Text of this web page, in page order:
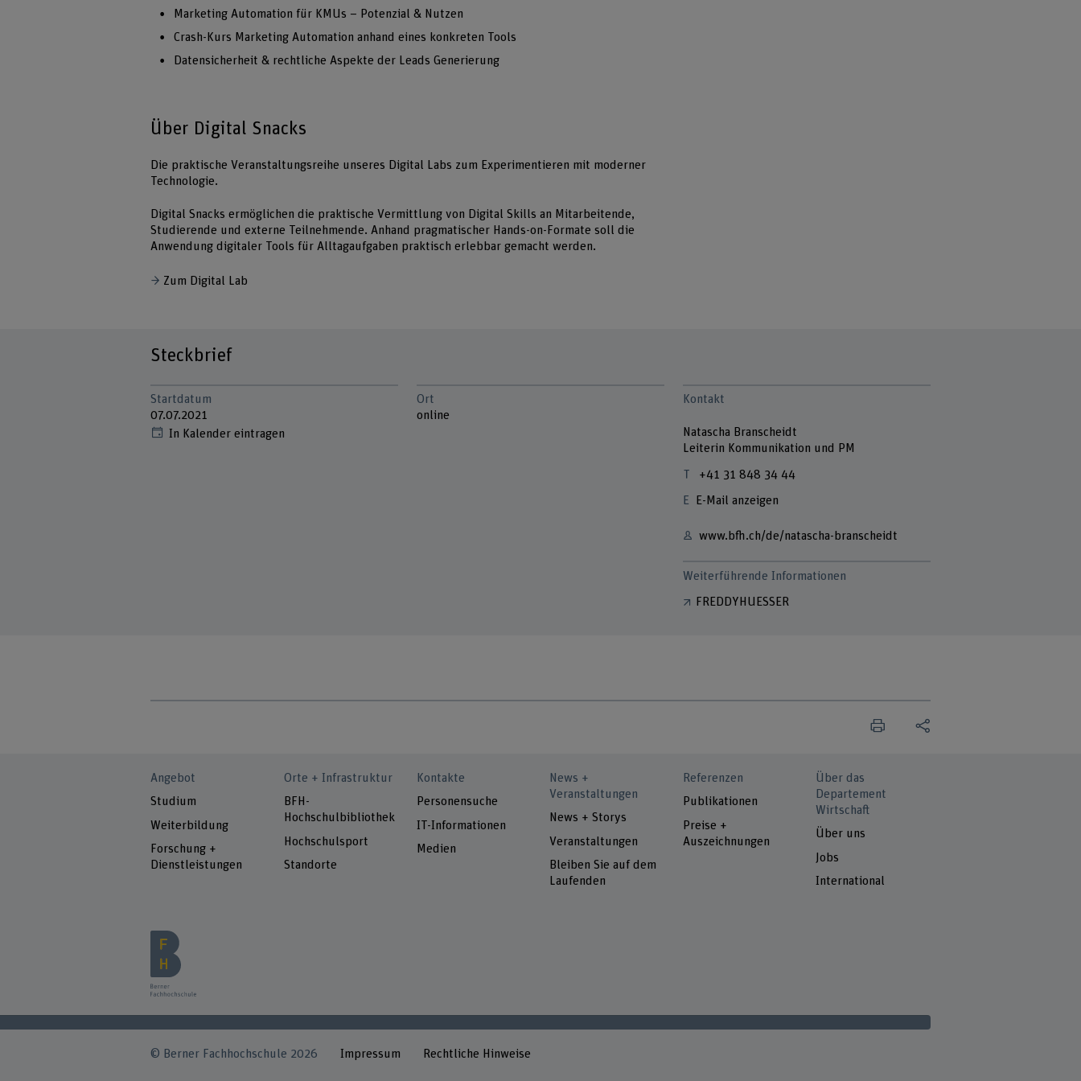
Marketing Automation für KMUs – Potenzial & Nutzen
Crash-Kurs Marketing Automation anhand eines konkreten Tools
Datensicherheit & rechtliche Aspekte der Leads Generierung
Über Digital Snacks
Die praktische Veranstaltungsreihe unseres Digital Labs zum Experimentieren mit moderner
Technologie.
Digital Snacks ermöglichen die praktische Vermittlung von Digital Skills an Mitarbeitende,
Studierende und externe Teilnehmende. Anhand pragmatischer Hands-on-Formate soll die
Anwendung digitaler Tools für Alltagaufgaben praktisch erlebbar gemacht werden.
Zum Digital Lab
Steckbrief
Startdatum
07.07.2021
In Kalender eintragen
Ort
online
Kontakt
Natascha Branscheidt
Leiterin Kommunikation und PM
+41 31 848 34 44
E-Mail anzeigen
www.bfh.ch/de/natascha-branscheidt
Weiterführende Informationen
FREDDYHUESSER
Angebot
Studium
Weiterbildung
Forschung +
Dienstleistungen
Orte + Infrastruktur
BFH-
Hochschulbibliothek
Hochschulsport
Standorte
Kontakte
Personensuche
IT-Informationen
Medien
News +
Veranstaltungen
News + Storys
Veranstaltungen
Bleiben Sie auf dem
Laufenden
Referenzen
Publikationen
Preise +
Auszeichnungen
Über das
Departement
Wirtschaft
Über uns
Jobs
International
© Berner Fachhochschule 2026 Impressum Rechtliche Hinweise